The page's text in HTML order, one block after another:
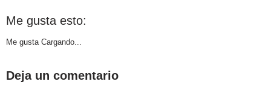
Me gusta esto:
Me gusta Cargando...
Deja un comentario